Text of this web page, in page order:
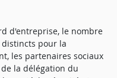
d'entreprise, le nombre
pour la
les partenaires sociaux
la délégation du